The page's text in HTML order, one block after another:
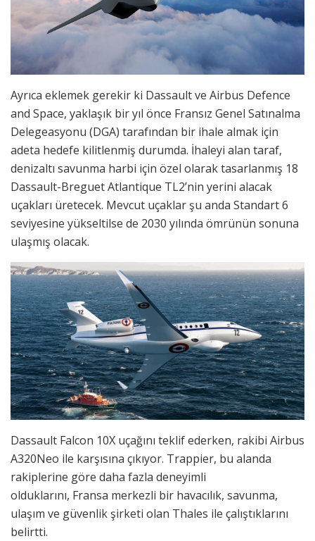
Ayrıca eklemek gerekir ki Dassault ve Airbus Defence
and Space, yaklaşık bir yıl önce Fransız Genel Satınalma
Delegeasyonu (DGA) tarafından bir ihale almak için
adeta hedefe kilitlenmiş durumda. İhaleyi alan taraf,
denizaltı savunma harbi için özel olarak tasarlanmış 18
Dassault-Breguet Atlantique TL2’nin yerini alacak
uçakları üretecek. Mevcut uçaklar şu anda Standart 6
seviyesine yükseltilse de 2030 yılında ömrünün sonuna
ulaşmış olacak.
Dassault Falcon 10X uçağını teklif ederken, rakibi Airbus
A320Neo ile karşısına çıkıyor. Trappier, bu alanda
rakiplerine göre daha fazla deneyimli
olduklarını, Fransa merkezli bir havacılık, savunma,
ulaşım ve güvenlik şirketi olan Thales ile çalıştıklarını
belirtti.